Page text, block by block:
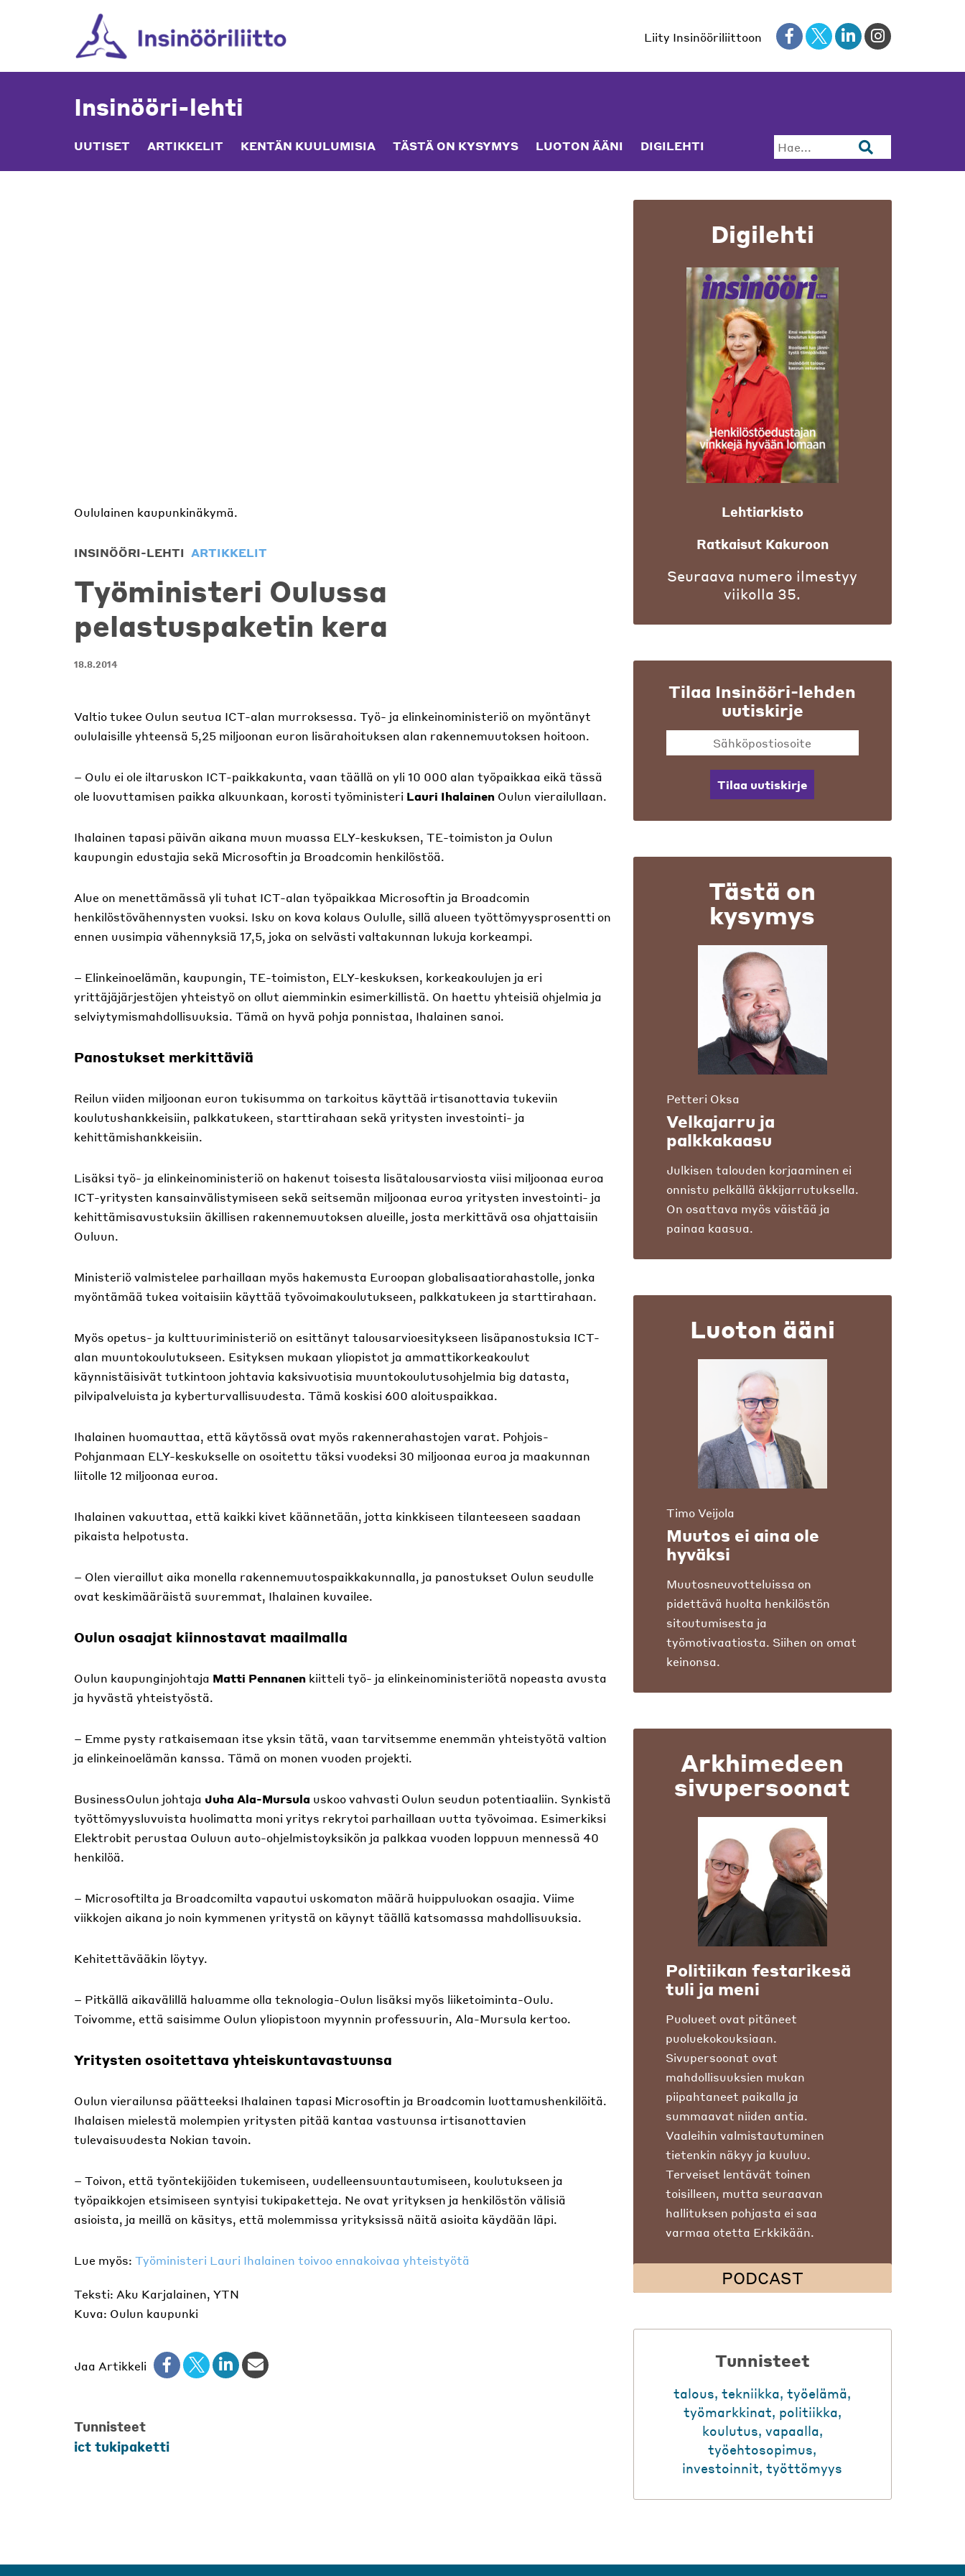
Liity Insinööriliittoon
Insinööri-lehti
UUTISET ARTIKKELIT KENTÄN KUULUMISIA TÄSTÄ ON KYSYMYS LUOTON ÄÄNI DIGILEHTI Hae...
Oululainen kaupunkinäkymä.
INSINÖÖRI-LEHTI ARTIKKELIT
Työministeri Oulussa
pelastuspaketin kera
18.8.2014
Valtio tukee Oulun seutua ICT-alan murroksessa. Työ- ja elinkeinoministeriö on myöntänyt
oululaisille yhteensä 5,25 miljoonan euron lisärahoituksen alan rakennemuutoksen hoitoon.
– Oulu ei ole iltaruskon ICT-paikkakunta, vaan täällä on yli 10 000 alan työpaikkaa eikä tässä
ole luovuttamisen paikka alkuunkaan, korosti työministeri Lauri Ihalainen Oulun vierailullaan.
Ihalainen tapasi päivän aikana muun muassa ELY-keskuksen, TE-toimiston ja Oulun
kaupungin edustajia sekä Microsoftin ja Broadcomin henkilöstöä.
Alue on menettämässä yli tuhat ICT-alan työpaikkaa Microsoftin ja Broadcomin
henkilöstövähennysten vuoksi. Isku on kova kolaus Oululle, sillä alueen työttömyysprosentti on
ennen uusimpia vähennyksiä 17,5, joka on selvästi valtakunnan lukuja korkeampi.
– Elinkeinoelämän, kaupungin, TE-toimiston, ELY-keskuksen, korkeakoulujen ja eri
yrittäjäjärjestöjen yhteistyö on ollut aiemminkin esimerkillistä. On haettu yhteisiä ohjelmia ja
selviytymismahdollisuuksia. Tämä on hyvä pohja ponnistaa, Ihalainen sanoi.
Panostukset merkittäviä
Reilun viiden miljoonan euron tukisumma on tarkoitus käyttää irtisanottavia tukeviin
koulutushankkeisiin, palkkatukeen, starttirahaan sekä yritysten investointi- ja
kehittämishankkeisiin.
Lisäksi työ- ja elinkeinoministeriö on hakenut toisesta lisätalousarviosta viisi miljoonaa euroa
ICT-yritysten kansainvälistymiseen sekä seitsemän miljoonaa euroa yritysten investointi- ja
kehittämisavustuksiin äkillisen rakennemuutoksen alueille, josta merkittävä osa ohjattaisiin
Ouluun.
Ministeriö valmistelee parhaillaan myös hakemusta Euroopan globalisaatiorahastolle, jonka
myöntämää tukea voitaisiin käyttää työvoimakoulutukseen, palkkatukeen ja starttirahaan.
Myös opetus- ja kulttuuriministeriö on esittänyt talousarvioesitykseen lisäpanostuksia ICT-
alan muuntokoulutukseen. Esityksen mukaan yliopistot ja ammattikorkeakoulut
käynnistäisivät tutkintoon johtavia kaksivuotisia muuntokoulutusohjelmia big datasta,
pilvipalveluista ja kyberturvallisuudesta. Tämä koskisi 600 aloituspaikkaa.
Ihalainen huomauttaa, että käytössä ovat myös rakennerahastojen varat. Pohjois-
Pohjanmaan ELY-keskukselle on osoitettu täksi vuodeksi 30 miljoonaa euroa ja maakunnan
liitolle 12 miljoonaa euroa.
Ihalainen vakuuttaa, että kaikki kivet käännetään, jotta kinkkiseen tilanteeseen saadaan
pikaista helpotusta.
– Olen vieraillut aika monella rakennemuutospaikkakunnalla, ja panostukset Oulun seudulle
ovat keskimääräistä suuremmat, Ihalainen kuvailee.
Oulun osaajat kiinnostavat maailmalla
Oulun kaupunginjohtaja Matti Pennanen kiitteli työ- ja elinkeinoministeriötä nopeasta avusta
ja hyvästä yhteistyöstä.
– Emme pysty ratkaisemaan itse yksin tätä, vaan tarvitsemme enemmän yhteistyötä valtion
ja elinkeinoelämän kanssa. Tämä on monen vuoden projekti.
BusinessOulun johtaja Juha Ala-Mursula uskoo vahvasti Oulun seudun potentiaaliin. Synkistä
työttömyysluvuista huolimatta moni yritys rekrytoi parhaillaan uutta työvoimaa. Esimerkiksi
Elektrobit perustaa Ouluun auto-ohjelmistoyksikön ja palkkaa vuoden loppuun mennessä 40
henkilöä.
– Microsoftilta ja Broadcomilta vapautui uskomaton määrä huippuluokan osaajia. Viime
viikkojen aikana jo noin kymmenen yritystä on käynyt täällä katsomassa mahdollisuuksia.
Kehitettävääkin löytyy.
– Pitkällä aikavälillä haluamme olla teknologia-Oulun lisäksi myös liiketoiminta-Oulu.
Toivomme, että saisimme Oulun yliopistoon myynnin professuurin, Ala-Mursula kertoo.
Yritysten osoitettava yhteiskuntavastuunsa
Oulun vierailunsa päätteeksi Ihalainen tapasi Microsoftin ja Broadcomin luottamushenkilöitä.
Ihalaisen mielestä molempien yritysten pitää kantaa vastuunsa irtisanottavien
tulevaisuudesta Nokian tavoin.
– Toivon, että työntekijöiden tukemiseen, uudelleensuuntautumiseen, koulutukseen ja
työpaikkojen etsimiseen syntyisi tukipaketteja. Ne ovat yrityksen ja henkilöstön välisiä
asioista, ja meillä on käsitys, että molemmissa yrityksissä näitä asioita käydään läpi.
Lue myös: Työministeri Lauri Ihalainen toivoo ennakoivaa yhteistyötä
Teksti: Aku Karjalainen, YTN
Kuva: Oulun kaupunki
Jaa Artikkeli
Tunnisteet
ict tukipaketti
Digilehti
Lehtiarkisto
Ratkaisut Kakuroon
Seuraava numero ilmestyy
viikolla 35.
Tilaa Insinööri-lehden
uutiskirje
Tilaa uutiskirje
Tästä on
kysymys
Petteri Oksa
Velkajarru ja
palkkakaasu
Julkisen talouden korjaaminen ei
onnistu pelkällä äkkijarrutuksella.
On osattava myös väistää ja
painaa kaasua.
Luoton ääni
Timo Veijola
Muutos ei aina ole
hyväksi
Muutosneuvotteluissa on
pidettävä huolta henkilöstön
sitoutumisesta ja
työmotivaatiosta. Siihen on omat
keinonsa.
Arkhimedeen
sivupersoonat
Politiikan festarikesä
tuli ja meni
Puolueet ovat pitäneet
puoluekokouksiaan.
Sivupersoonat ovat
mahdollisuuksien mukan
piipahtaneet paikalla ja
summaavat niiden antia.
Vaaleihin valmistautuminen
tietenkin näkyy ja kuuluu.
Terveiset lentävät toinen
toisilleen, mutta seuraavan
hallituksen pohjasta ei saa
varmaa otetta Erkkikään.
PODCAST
Tunnisteet
talous,tekniikka,työelämä,
työmarkkinat, politiikka,
koulutus, vapaalla,
työehtosopimus,
investoinnit,työttömyys